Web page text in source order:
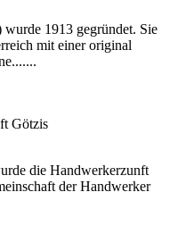
1913 gegründet. Sie
mit einer original
die Handwerkerzunft
der Handwerker